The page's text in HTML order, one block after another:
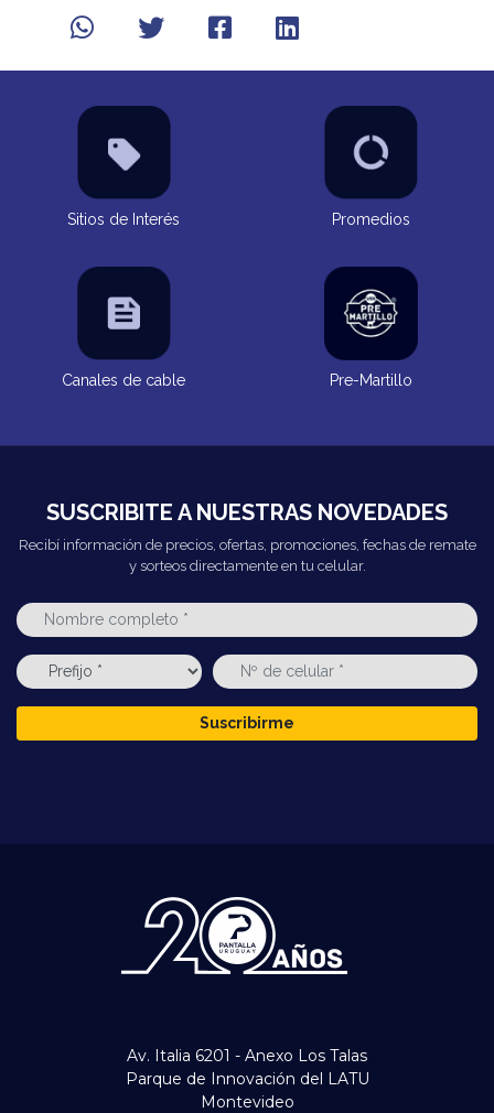
Sitios de Interés Promedios
Canales de cable Pre-Martillo
SUSCRIBITE A NUESTRAS NOVEDADES
Recibí información de precios, ofertas, promociones, fechas de remate
y sorteos directamente en tu celular.
Suscribirme
Av. Italia 6201 - Anexo Los Talas
Parque de Innovación del LATU
Montevideo